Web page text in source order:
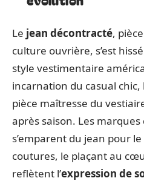
Le jean décontracté,
culture ouvrière, s’est
style vestimentaire
incarnation du casual
pièce maîtresse du
après saison. Les
s’emparent du jean pour
coutures, le plaçant au
reflètent l’expression de